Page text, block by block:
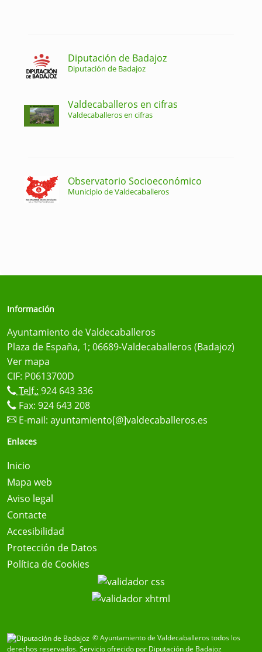
Diputación de Badajoz
Diputación de Badajoz
Valdecaballeros en cifras
Valdecaballeros en cifras
Observatorio Socioeconómico
Municipio de Valdecaballeros
Información
Ayuntamiento de Valdecaballeros
Plaza de España, 1; 06689-Valdecaballeros (Badajoz)
Ver mapa
CIF: P0613700D
Telf.: 924 643 336
Fax: 924 643 208
E-mail: ayuntamiento[@]valdecaballeros.es
Enlaces
Inicio
Mapa web
Aviso legal
Contacte
Accesibilidad
Protección de Datos
Política de Cookies
© Ayuntamiento de Valdecaballeros todos los
derechos reservados.Servicio ofrecido por Diputación de Badajoz